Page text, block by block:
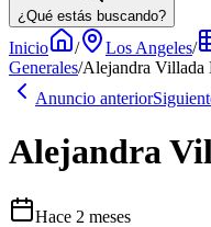
¿Qué estás buscando?
Inicio / Los Angeles/
Generales/Alejandra Villada
Anuncio anterior
Alejandra
Hace 2 meses